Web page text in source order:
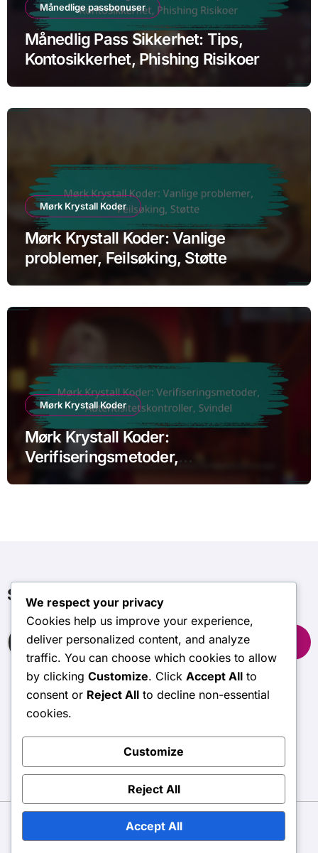
Månedlige passbonuser
Månedlig Pass Sikkerhet: Tips,
Kontosikkerhet, Phishing Risikoer
Mørk Krystall Koder
Mørk Krystall Koder: Vanlige
problemer, Feilsøking, Støtte
Mørk Krystall Koder
Mørk Krystall Koder:
Verifiseringsmetoder,
Søk
Search
for:
sugarbushgc.com
Copyright © All rights reserved
Themeansar.
We respect your privacy
Cookies help us improve your experience,
deliver personalized content, and analyze
traffic. You can choose which cookies to allow
by clicking Customize. Click Accept All to
consent or Reject All to decline non-essential
cookies.
Customize
Reject All
Accept All